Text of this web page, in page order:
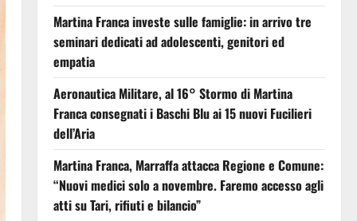
Martina Franca investe sulle famiglie: in arrivo tre
seminari dedicati ad adolescenti, genitori ed
empatia
Aeronautica Militare, al 16° Stormo di Martina
Franca consegnati i Baschi Blu ai 15 nuovi Fucilieri
dell’Aria
Martina Franca, Marraffa attacca Regione e Comune:
“Nuovi medici solo a novembre. Faremo accesso agli
atti su Tari, rifiuti e bilancio”